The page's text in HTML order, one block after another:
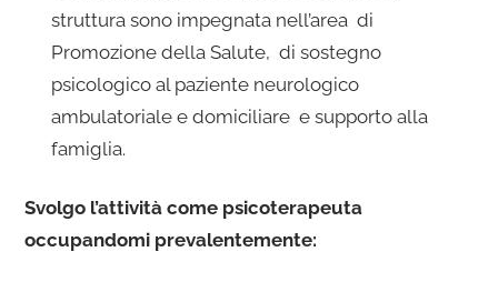
struttura sono impegnata nell’area di
Promozione della Salute, di sostegno
psicologico al paziente neurologico
ambulatoriale e domiciliare e supporto alla
famiglia.
Svolgo l’attività come psicoterapeuta
occupandomi prevalentemente: